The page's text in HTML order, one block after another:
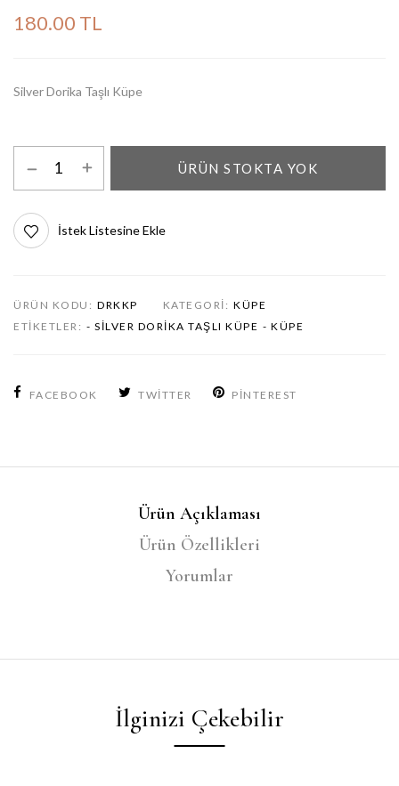
180.00 TL
Silver Dorika Taşlı Küpe
ÜRÜN STOKTA YOK
İstek Listesine Ekle
ÜRÜN KODU: DRKKP KATEGORI: KÜPE
ETIKETLER: - SILVER DORIKA TAŞLI KÜPE - KÜPE
FACEBOOK TWITTER PINTEREST
Ürün Açıklaması
Ürün Özellikleri
Yorumlar
İlginizi Çekebilir